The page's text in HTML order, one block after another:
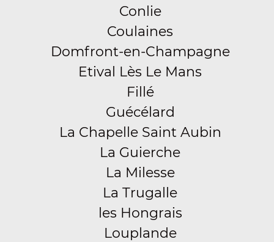
Conlie
Coulaines
Domfront-en-Champagne
Etival Lès Le Mans
Fillé
Guécélard
La Chapelle Saint Aubin
La Guierche
La Milesse
La Trugalle
les Hongrais
Louplande